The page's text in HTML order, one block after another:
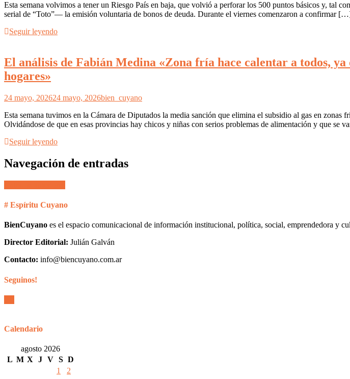
Esta semana volvimos a tener un Riesgo País en baja, que volvió a perforar los 500 puntos básicos y, tal
serial de “Toto”— la emisión voluntaria de bonos de deuda. Durante el viernes comenzaron a confirmar
Seguir leyendo
El análisis de Fabián Medina «Zona fría hace calentar a todos,
hogares»
24 mayo, 202624 mayo, 2026bien_cuyano
Esta semana tuvimos en la Cámara de Diputados la media sanción que elimina el subsidio al gas en
Olvidándose de que en esas provincias hay chicos y niñas con serios problemas de alimentación y que se
Seguir leyendo
Navegación de entradas
# Espíritu Cuyano
BienCuyano es el espacio comunicacional de información institucional, política, social, emprendedora y
Director Editorial: Julián Galván
Contacto: info@biencuyano.com.ar
Seguinos!
Calendario
agosto 2026
L M X J V S D
1
2